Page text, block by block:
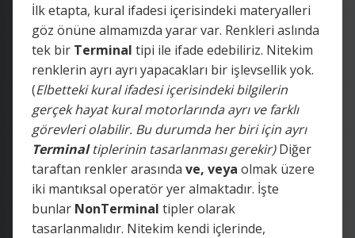
İlk etapta, kural ifadesi içerisindeki materyalleri
göz önüne almamızda yarar var. Renkleri aslında
tek bir Terminal tipi ile ifade edebiliriz. Nitekim
renklerin ayrı ayrı yapacakları bir işlevsellik yok.
(Elbetteki kural ifadesi içerisindeki bilgilerin
gerçek hayat kural motorlarında ayrı ve farklı
görevleri olabilir. Bu durumda her biri için ayrı
Terminaltiplerinin tasarlanması gerekir)Diğer
taraftan renkler arasında ve, veya olmak üzere
iki mantıksal operatör yer almaktadır. İşte
bunlar NonTerminal tipler olarak
tasarlanmalıdır. Nitekim kendi içlerinde,